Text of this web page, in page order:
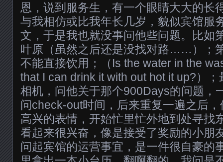
恩，说到服务生，有一个眼睛大大的长
与我相仿或比我年长几岁，貌似宾馆服
文，于是我也就没事问他些问题。比如
叶原（虽然之后还是没找对路……）；
不能直接饮用；（Is the water in the
that I can drink it with out hot it up?）
相机，问他关于那个900Days的问题，
问check-out时间，后来重复一遍之后
高兴的表情，开始忙里忙外地到处寻找
看起来很兴奋，像是接受了奖励的小朋
问起宾馆的运营事宜，是一件很自豪的